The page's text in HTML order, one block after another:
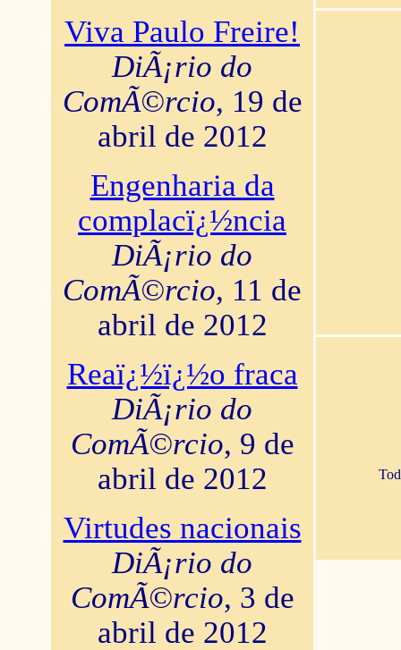
Viva Paulo Freire!
DiÃ¡rio do
ComÃ©rcio, 19 de
abril de 2012
Engenharia da
complacï¿½ncia
DiÃ¡rio do
ComÃ©rcio, 11 de
abril de 2012
Reaï¿½ï¿½o fraca
DiÃ¡rio do
ComÃ©rcio, 9 de
abril de 2012
Virtudes nacionais
DiÃ¡rio do
ComÃ©rcio, 3 de
abril de 2012